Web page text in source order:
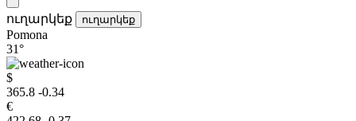
ուղարկեք ուղարկեք
Pomona
31°
$
365.8 -0.34
€